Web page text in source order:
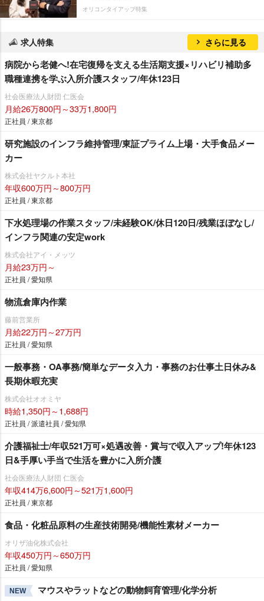
オリコンタイアップ特集
求人特集 さらに見る
病院から老健へ!在宅復帰を支える生活期支援×リハビリ補助多
職種連携を学ぶ入所介護スタッフ/年休123日
社会医療法人財団 仁医会
月給26万800円～33万1,800円
正社員 / 東京都
研究施設のインフラ維持管理/東証プライム上場・大手食品メー
カー
株式会社ヤクルト本社
年収600万円～800万円
正社員 / 東京都
下水処理場の作業スタッフ/未経験OK/休日120日/残業ほぼなし/
インフラ関連の安定work
株式会社アイ・メッツ
月給23万円～
正社員 / 愛知県
物流倉庫内作業
藤前営業所
月給22万円～27万円
正社員 / 愛知県
一般事務・OA事務/簡単なデータ入力・事務のお仕事土日休み&
長期休暇充実
株式会社オオミヤ
時給1,350円～1,688円
正社員 / 派遣社員 / 愛知県
介護福祉士/年収521万可×処遇改善・賞与で収入アップ!年休123
日&手厚い手当で生活を豊かに入所介護
社会医療法人財団 仁医会
年収414万6,600円～521万1,600円
正社員 / 東京都
食品・化粧品原料の生産技術開発/機能性素材メーカー
オリザ油化株式会社
年収450万円～650万円
正社員 / 愛知県
NEW マウスやラットなどの動物飼育管理/化学分析